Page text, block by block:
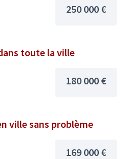
250 000 €
toute la ville
180 000 €
ville sans problème
169 000 €